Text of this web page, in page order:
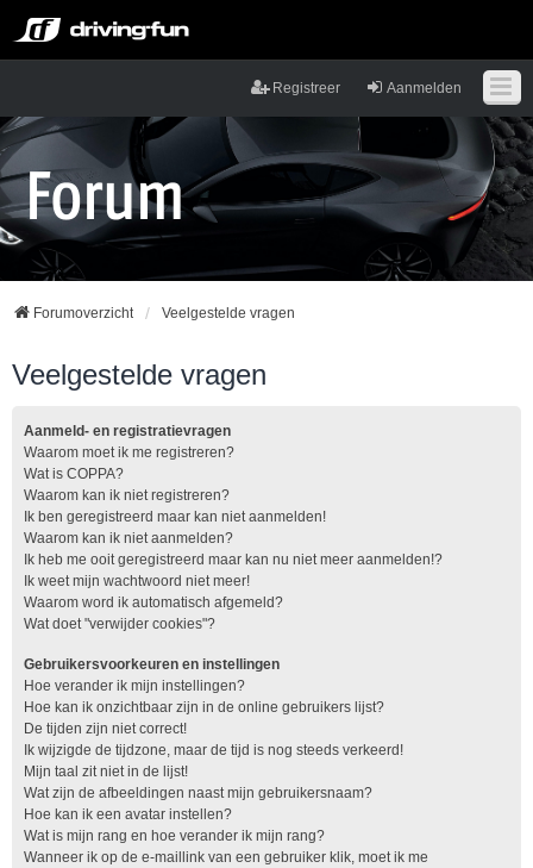
Aanmelden
Registreer
Forumoverzicht Veelgestelde vragen
Veelgestelde vragen
Aanmeld- en registratievragen
Waarom moet ik me registreren?
Wat is COPPA?
Waarom kan ik niet registreren?
Ik ben geregistreerd maar kan niet aanmelden!
Waarom kan ik niet aanmelden?
Ik heb me ooit geregistreerd maar kan nu niet meer aanmelden!?
Ik weet mijn wachtwoord niet meer!
Waarom word ik automatisch afgemeld?
Wat doet "verwijder cookies"?
Gebruikersvoorkeuren en instellingen
Hoe verander ik mijn instellingen?
Hoe kan ik onzichtbaar zijn in de online gebruikers lijst?
De tijden zijn niet correct!
Ik wijzigde de tijdzone, maar de tijd is nog steeds verkeerd!
Mijn taal zit niet in de lijst!
Wat zijn de afbeeldingen naast mijn gebruikersnaam?
Hoe kan ik een avatar instellen?
Wat is mijn rang en hoe verander ik mijn rang?
Wanneer ik op de e-maillink van een gebruiker klik, moet ik me